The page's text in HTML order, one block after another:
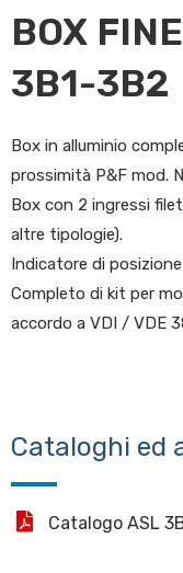
BOX
3B1-3B2
Box in alluminio
prossimità P&F mod.
Box con 2 ingressi
altre tipologie).
Indicatore di
Completo di kit per
accordo a VDI / VDE
Cataloghi ed
Catalogo ASL